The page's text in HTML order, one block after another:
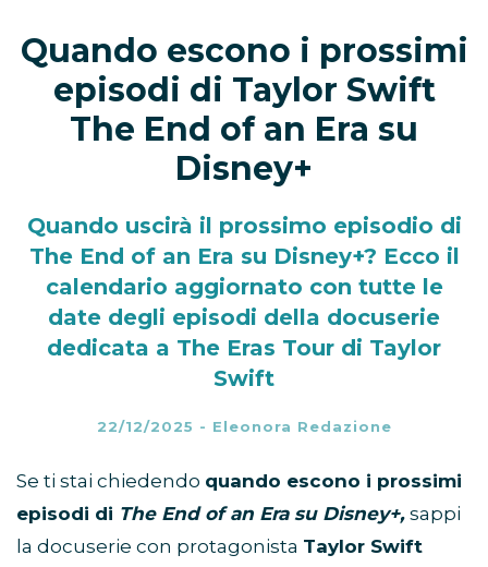
Quando escono i prossimi
episodi di Taylor Swift
The End of an Era su
Disney+
Quando uscirà il prossimo episodio di
The End of an Era su Disney+? Ecco il
calendario aggiornato con tutte le
date degli episodi della docuserie
dedicata a The Eras Tour di Taylor
Swift
22/12/2025 - Eleonora Redazione
Se ti stai chiedendo quando escono i prossimi
episodi di The End of an Era su Disney+, sappi
la docuserie con protagonista Taylor Swift